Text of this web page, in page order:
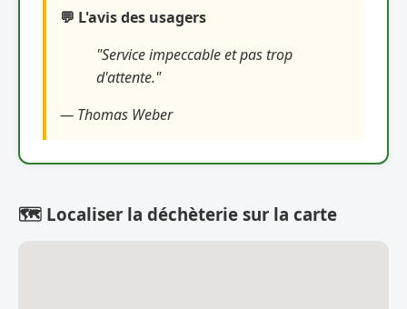
💬 L'avis des usagers
"Service impeccable et pas trop
d'attente."
— Thomas Weber
🗺️ Localiser la déchèterie sur la carte